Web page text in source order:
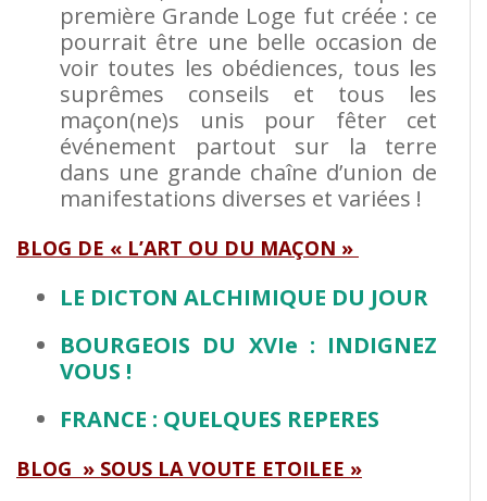
première Grande Loge fut créée : ce
pourrait être une belle occasion de
voir toutes les obédiences, tous les
suprêmes conseils et tous les
maçon(ne)s unis pour fêter cet
événement partout sur la terre
dans une grande chaîne d’union de
manifestations diverses et variées !
BLOG DE « L’ART OU DU MAÇON »
LE DICTON ALCHIMIQUE DU JOUR
BOURGEOIS DU XVIe : INDIGNEZ
VOUS !
FRANCE : QUELQUES REPERES
BLOG » SOUS LA VOUTE ETOILEE »